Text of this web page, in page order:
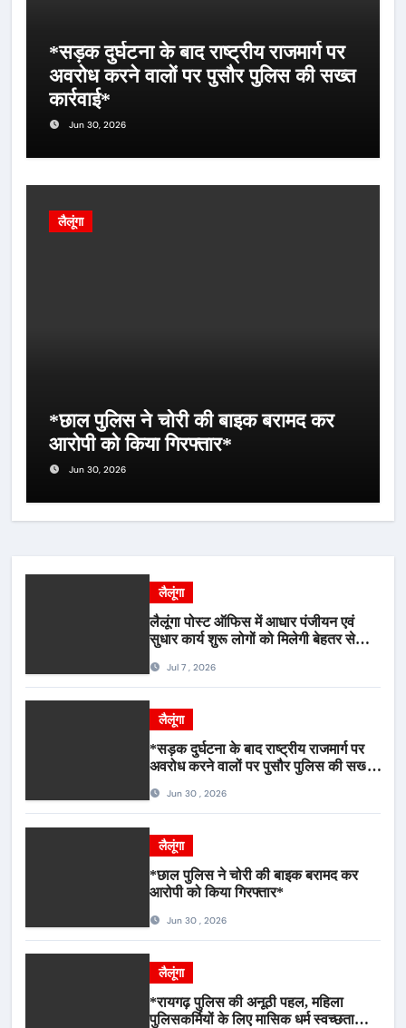
*सड़क दुर्घटना के बाद राष्ट्रीय राजमार्ग पर
अवरोध करने वालों पर पुसौर पुलिस की सख्त
कार्रवाई*
Jun 30, 2026
लैलूंगा
*छाल पुलिस ने चोरी की बाइक बरामद कर
आरोपी को किया गिरफ्तार*
Jun 30, 2026
लैलूंगा
लैलूंगा पोस्ट ऑफिस में आधार पंजीयन एवं
सुधार कार्य शुरू लोगों को मिलेगी बेहतर सेवा,
Jul 7 , 2026
लैलूंगा
*सड़क दुर्घटना के बाद राष्ट्रीय राजमार्ग पर
अवरोध करने वालों पर पुसौर पुलिस की सख्त
Jun 30 , 2026
लैलूंगा
*छाल पुलिस ने चोरी की बाइक बरामद कर
आरोपी को किया गिरफ्तार*
Jun 30 , 2026
लैलूंगा
*रायगढ़ पुलिस की अनूठी पहल, महिला
पुलिसकर्मियों के लिए मासिक धर्म स्वच्छता